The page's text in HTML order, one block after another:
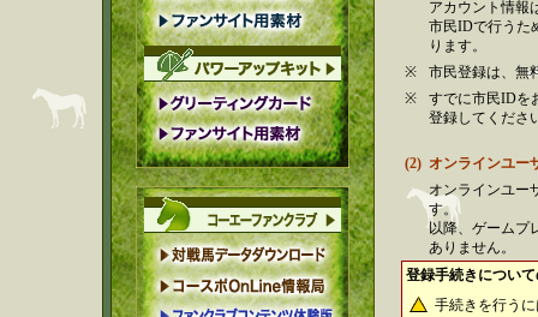
アカウント情報
市民IDで行うた
ります。
※
市民登録は、無
※
すでに市民IDを
登録してくださ
(2) オンラインユー
オンラインユー
す。
以降、ゲームプ
ありません。
登録手続きについ
手続きを行う